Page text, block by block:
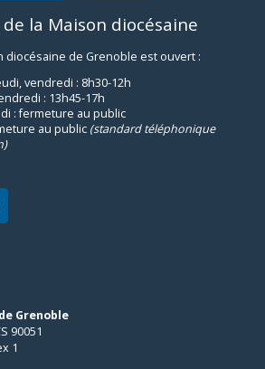
la Maison diocésaine
diocésaine de Grenoble est ouvert :
vendredi : 8h30-12h
: 13h45-17h
: fermeture au public
au public (standard téléphonique
Grenoble
90051
1